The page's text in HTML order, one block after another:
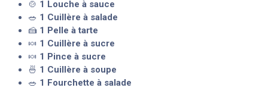
🍲 1 Louche à sauce
🥗 1 Cuillère à salade
🍰 1 Pelle à tarte
🍬 1 Cuillère à sucre
🍬 1 Pince à sucre
🍜 1 Cuillère à soupe
🥗 1 Fourchette à salade